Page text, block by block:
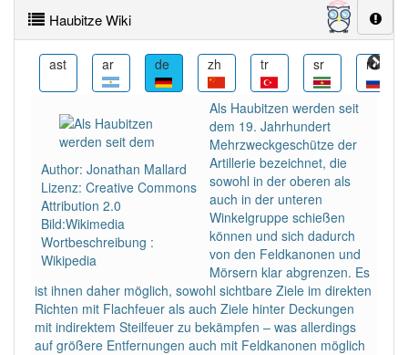
PowerIndex:25
Häufigkeit: 4 von 10
Wörter mit Endung -haubitze: 2
Wörter mit Endung-haubitzeaber mit einem
anderen Artikel
Das Wort wird häufig verwendet im Bereich Militär
87% unserer Spielapp-Nutzer haben den Artikel
korrekt erraten.
Haubitze Wiki
ast ar de zh tr sr ru
Author: Jonathan Mallard
Lizenz: Creative Commons
Attribution 2.0
Bild:Wikimedia
Wortbeschreibung :
Wikipedia
Als Haubitzen werden seit
dem 19. Jahrhundert
Mehrzweckgeschütze der
Artillerie bezeichnet, die
sowohl in der oberen als
auch in der unteren
Winkelgruppe schießen
können und sich dadurch
von den Feldkanonen und
Mörsern klar abgrenzen. Es
ist ihnen daher möglich, sowohl sichtbare Ziele im direkten
Richten mit Flachfeuer als auch Ziele hinter Deckungen
mit indirektem Steilfeuer zu bekämpfen – was allerdings
auf größere Entfernungen auch mit Feldkanonen möglich